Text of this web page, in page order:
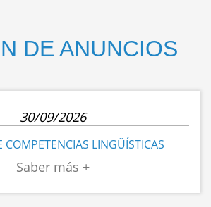
DE ANUNCIOS
30/09/2026
COMPETENCIAS LINGÜÍSTICAS